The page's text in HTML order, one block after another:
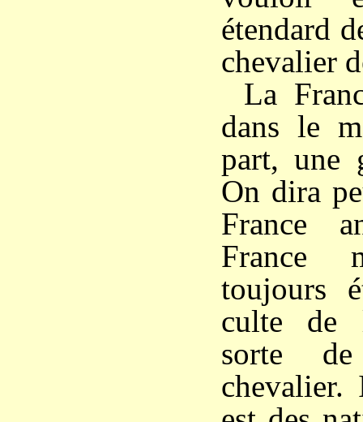
étendard
chevalier
La
dans le
part, une
On dira
France
France
toujours
culte de
sorte